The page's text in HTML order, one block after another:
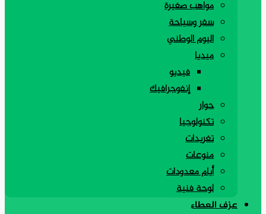
مواهب صغيرة
سفر وسياحة
اليوم الوطني
ميديا
فيديو
إنفوجرافيك
حوار
تكنولوجيا
تغريدات
منوعات
أيام معدودات
لوحة فنية
عزف العطاء